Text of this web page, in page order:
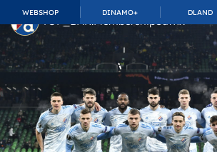
WEBSHOP DINAMO+ DLAND
TOP_BAR.MembershipSuffix